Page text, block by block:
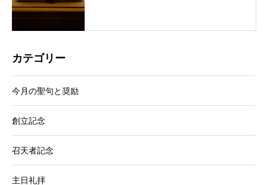
カテゴリー
今月の聖句と奨励
創立記念
召天者記念
主日礼拝